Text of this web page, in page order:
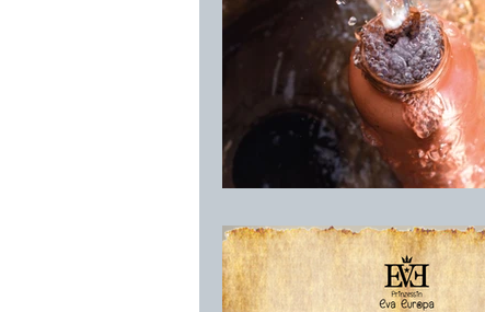
Sporternährung Ernährung
Washi Dolls Harry Potter
Selber machen / DIY